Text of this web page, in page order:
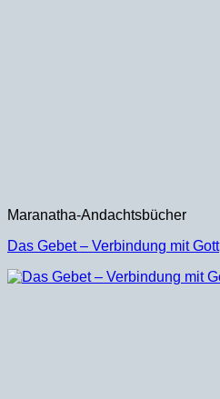
Maranatha-Andachtsbücher
Das Gebet – Verbindung mit Gott